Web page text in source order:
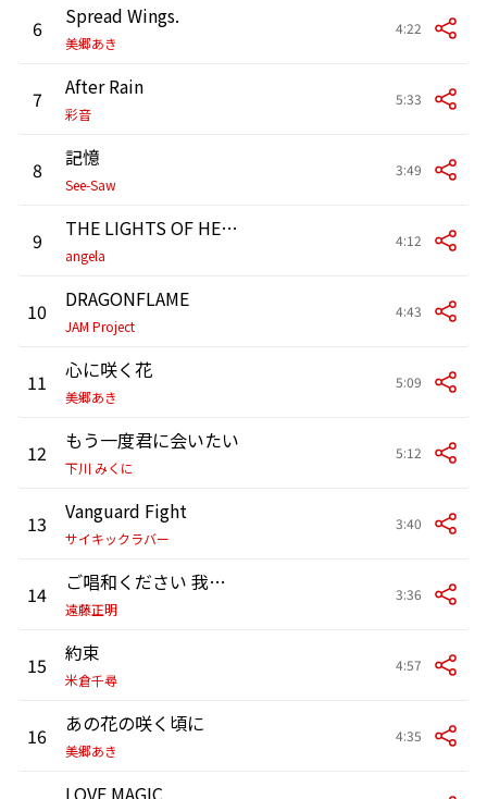
6 Spread Wings.
美郷あき
4:22
7 After Rain
彩音
5:33
8 記憶
See-Saw
3:49
9 THE LIGHTS OF HEROES
angela
4:12
10 DRAGONFLAME
JAM Project
4:43
11 心に咲く花
美郷あき
5:09
12 もう一度君に会いたい
下川 みくに
5:12
13 Vanguard Fight
サイキックラバー
3:40
14 ご唱和ください 我の名を!
遠藤正明
3:36
15 約束
米倉千尋
4:57
16 あの花の咲く頃に
美郷あき
4:35
LOVE MAGIC